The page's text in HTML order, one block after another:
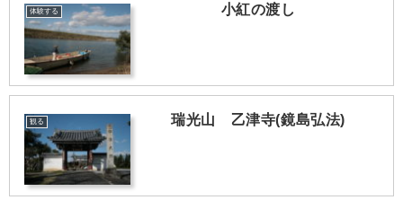
体験する 小紅の渡し
観る 瑞光山 乙津寺(鏡島弘法)